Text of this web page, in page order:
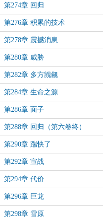
第274章 回归
第276章 积累的技术
第278章 震撼消息
第280章 威胁
第282章 多方觊觎
第284章 生命之源
第286章 面子
第288章 回归（第六卷终）
第290章 踹快了
第292章 宣战
第294章 代价
第296章 巨龙
第298章 雪原